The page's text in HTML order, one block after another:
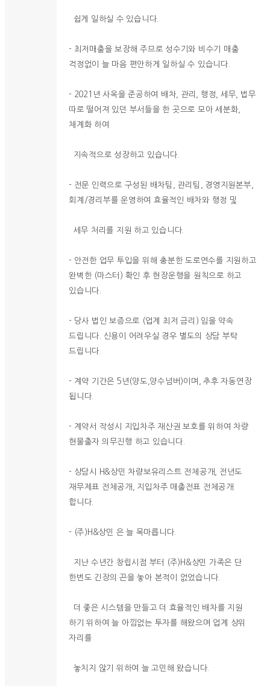
쉽게 일하실 수 있습니다.
- 최저매출을 보장해 주므로 성수기와 비수기 매출
걱정없이 늘 마음 편안하게 일하실 수 있습니다.
- 2021년 사옥을 준공하여 배차, 관리, 행정, 세무, 법무
따로 떨어져 있던 부서들을 한 곳으로 모아 세분화,
체계화 하여
지속적으로 성장하고 있습니다.
- 전문 인력으로 구성된 배차팀, 관리팀, 경영지원본부,
회계/경리부를 운영하여 효율적인 배차와 행정 및
세무 처리를 지원 하고 있습니다.
- 안전한 업무 투입을 위해 충분한 도로연수를 지원하고
완벽한 (마스터) 확인 후 현장운행을 원칙으로 하고
있습니다.
- 당사 법인 보증으로 (업계 최저 금리) 임을 약속
드립니다. 신용이 어려우실 경우 별도의 상담 부탁
드립니다.
- 계약 기간은 5년(양도,양수넘버)이며, 추후 자동연장
됩니다.
- 계약서 작성시 지입차주 재산권 보호를 위하여 차량
현물출자 의무진행 하고 있습니다.
- 상담시 H&상민 차량보유리스트 전체공개, 전년도
재무제표 전체공개, 지입차주 매출전표 전체공개
합니다.
- (주)H&상민 은 늘 목마릅니다.
지난 수년간 창립시점 부터 (주)H&상민 가족은 단
한번도 긴장의 끈을 놓아 본적이 없었습니다.
더 좋은 시스템을 만들고 더 효율적인 배차를 지원
하기 위하여 늘 아낌없는 투자를 해왔으며 업계 상위
자리를
놓치지 않기 위하여 늘 고민해 왔습니다.